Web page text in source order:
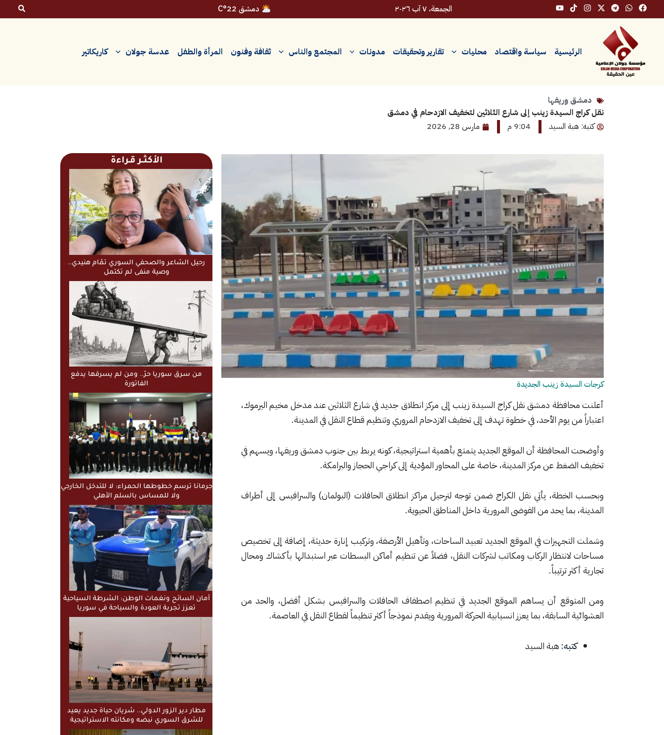
تخطي
إلى
الجمعة، ٧ آب ٢٠٢٦ دمشق 22°C
الرئيسية سياسة واقتصاد محليات تقارير وتحقيقات مدونات المجتمع والناس ثقافة وفنون المرأة والطفل عدسة جولان كاريكاتير
دمشق وريفها
نقل كراج السيدة زينب إلى شارع الثلاثين لتخفيف الازدحام في دمشق
كتبه: هبة السيد
9:04 م مارس 28, 2026
كرجات السيدة زينب الجديدة
أعلنت محافظة دمشق نقل كراج السيدة زينب إلى مركز انطلاق جديد في شارع الثلاثين عند مدخل مخيم اليرموك،
اعتباراً من يوم الأحد، في خطوة تهدف إلى تخفيف الازدحام المروري وتنظيم قطاع النقل في المدينة.
وأوضحت المحافظة أن الموقع الجديد يتمتع بأهمية استراتيجية، كونه يربط بين جنوب دمشق وريفها، ويسهم في
تخفيف الضغط عن مركز المدينة، خاصة على المحاور المؤدية إلى كراجي الحجاز والبرامكة.
وبحسب الخطة، يأتي نقل الكراج ضمن توجه لترحيل مراكز انطلاق الحافلات (البولمان) والسرافيس إلى أطراف
المدينة، بما يحد من الفوضى المرورية داخل المناطق الحيوية.
وشملت التجهيزات في الموقع الجديد تعبيد الساحات، وتأهيل الأرصفة، وتركيب إنارة حديثة، إضافة إلى تخصيص
مساحات لانتظار الركاب ومكاتب لشركات النقل، فضلاً عن تنظيم أماكن البسطات عبر استبدالها بأكشاك ومحال
تجارية أكثر ترتيباً.
ومن المتوقع أن يساهم الموقع الجديد في تنظيم اصطفاف الحافلات والسرافيس بشكل أفضل، والحد من
العشوائية السابقة، بما يعزز انسيابية الحركة المرورية ويقدم نموذجاً أكثر تنظيماً لقطاع النقل في العاصمة.
كتبه: هبة السيد
الأكثــر قـراءة
رحيل الشاعر والصحفي السوري تمّام هنيدي..
وصية منفى لم تكتمل
من سرق سوريا حرّ.. ومن لم يسرقها يدفع
الفاتورة
جرمانا ترسم خطوطها الحمراء: لا للتدخل الخارجي
ولا للمساس بالسلم الأهلي
أمان السائح ونغمات الوطن: الشرطة السياحية
تعزز تجربة العودة والسياحة في سوريا
مطار دير الزور الدولي.. شريان حياة جديد يعيد
للشرق السوري نبضه ومكانته الاستراتيجية